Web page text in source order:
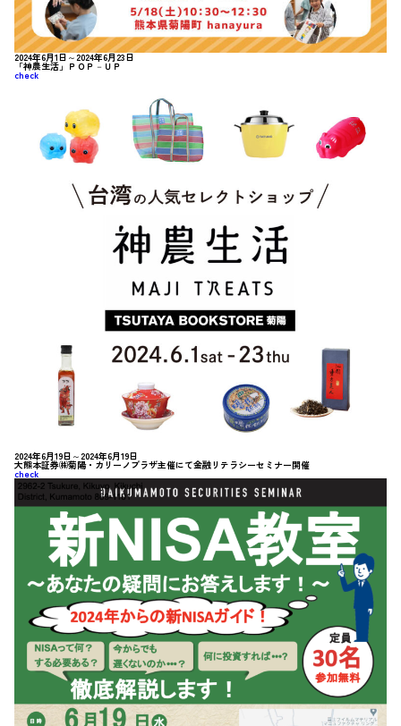
2024年6月1日～2024年6月23日
「神農生活」ＰＯＰ－ＵＰ
check
2024年6月19日～2024年6月19日
大熊本証券㈱菊陽・カリーノプラザ主催にて金融リテラシーセミナー開催
check